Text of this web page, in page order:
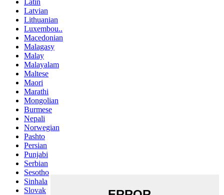
Latvian
Lithuanian
Luxembou..
Macedonian
Malagasy
Malay
Malayalam
Maltese
Maori
Marathi
Mongolian
Burmese
Nepali
Norwegian
Pashto
Persian
Punjabi
Serbian
Sesotho
Sinhala
Slovak